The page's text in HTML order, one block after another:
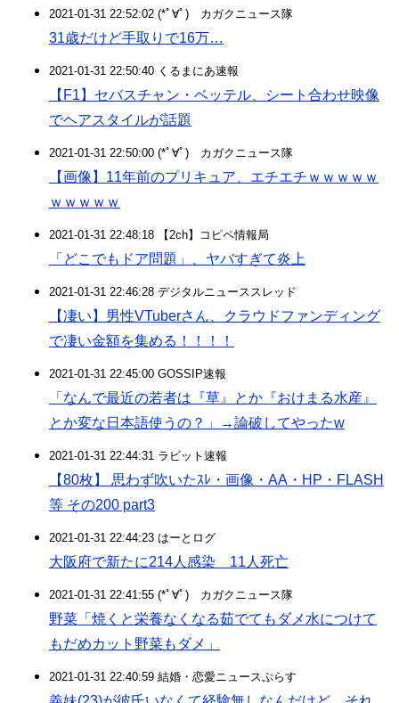
2021-01-31 22:52:02 (*ﾟ∀ﾟ)ゞカガクニュース隊
31歳だけど手取りで16万…
2021-01-31 22:50:40 くるまにあ速報
【F1】セバスチャン・ベッテル、シート合わせ映像
でヘアスタイルが話題
2021-01-31 22:50:00 (*ﾟ∀ﾟ)ゞカガクニュース隊
【画像】11年前のプリキュア、エチエチｗｗｗｗｗ
ｗｗｗｗｗ
2021-01-31 22:48:18 【2ch】コピペ情報局
「どこでもドア問題」、ヤバすぎて炎上
2021-01-31 22:46:28 デジタルニューススレッド
【凄い】男性VTuberさん、クラウドファンディング
で凄い金額を集める！！！！
2021-01-31 22:45:00 GOSSIP速報
「なんで最近の若者は『草』とか『おけまる水産』
とか変な日本語使うの？」→論破してやったw
2021-01-31 22:44:31 ラビット速報
【80枚】 思わず吹いたｽﾚ・画像・AA・HP・FLASH
等 その200 part3
2021-01-31 22:44:23 はーとログ
大阪府で新たに214人感染 11人死亡
2021-01-31 22:41:55 (*ﾟ∀ﾟ)ゞカガクニュース隊
野菜「焼くと栄養なくなる茹でてもダメ水につけて
もだめカット野菜もダメ」
2021-01-31 22:40:59 結婚・恋愛ニュースぷらす